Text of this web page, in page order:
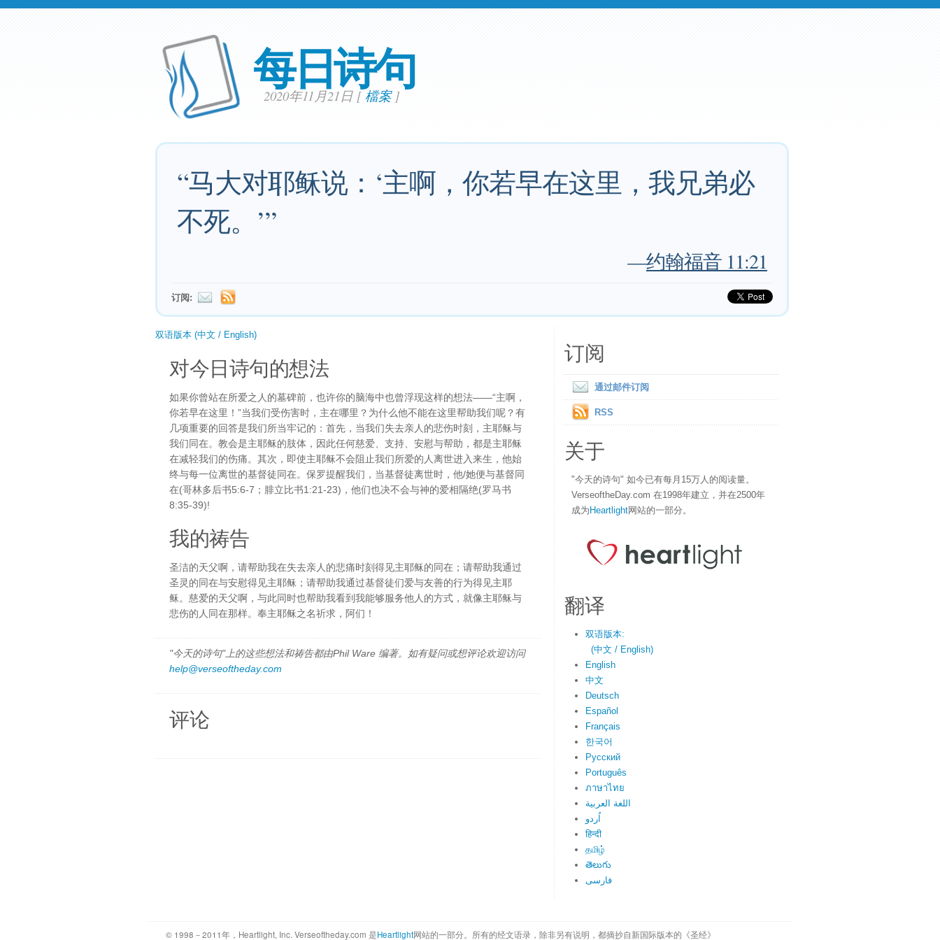
每日诗句
2020年11月21日 [檔案]
“马大对耶稣说：‘主啊，你若早在这里，我兄弟必
不死。’”
—约翰福音 11:21
订阅:
双语版本 (中文 / English)
对今日诗句的想法
如果你曾站在所爱之人的墓碑前，也许你的脑海中也曾浮现这样的想法——“主啊，
你若早在这里！”当我们受伤害时，主在哪里？为什么他不能在这里帮助我们呢？有
几项重要的回答是我们所当牢记的：首先，当我们失去亲人的悲伤时刻，主耶稣与
我们同在。教会是主耶稣的肢体，因此任何慈爱、支持、安慰与帮助，都是主耶稣
在减轻我们的伤痛。其次，即使主耶稣不会阻止我们所爱的人离世进入来生，他始
终与每一位离世的基督徒同在。保罗提醒我们，当基督徒离世时，他/她便与基督同
在(哥林多后书5:6-7；腓立比书1:21-23)，他们也决不会与神的爱相隔绝(罗马书
8:35-39)!
我的祷告
圣洁的天父啊，请帮助我在失去亲人的悲痛时刻得见主耶稣的同在；请帮助我通过
圣灵的同在与安慰得见主耶稣；请帮助我通过基督徒们爱与友善的行为得见主耶
稣。慈爱的天父啊，与此同时也帮助我看到我能够服务他人的方式，就像主耶稣与
悲伤的人同在那样。奉主耶稣之名祈求，阿们！
"今天的诗句"上的这些想法和祷告都由Phil Ware 编著。如有疑问或想评论欢迎访问
help@verseoftheday.com
评论
订阅
通过邮件订阅
RSS
关于
"今天的诗句" 如今已有每月15万人的阅读量。
VerseoftheDay.com 在1998年建立，并在2500年
成为 Heartlight网站的一部分。
翻译
双语版本:
(中文 / English)
English
中文
Deutsch
Español
Français
한국어
Русский
Português
ภาษาไทย
اللغة العربية
اُردو
हिन्दी
தமிழ்
తెలుగు
فارسی
© 1998－2011年，Heartlight, Inc. Verseoftheday.com 是Heartlight网站的一部分。所有的经文语录，除非另有说明，都摘抄自新国际版本的《圣经》